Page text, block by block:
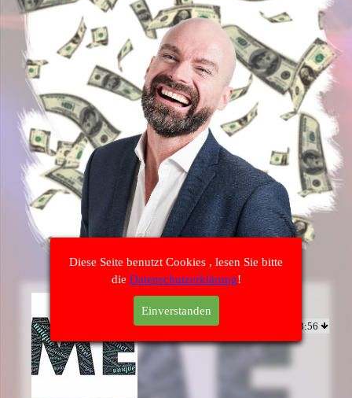
Einzelkämpfer
Einzelkämpfer 03:56
Diese Seite benutzt Cookies , lesen Sie bitte
die Datenschutzerklärung!
Einverstanden